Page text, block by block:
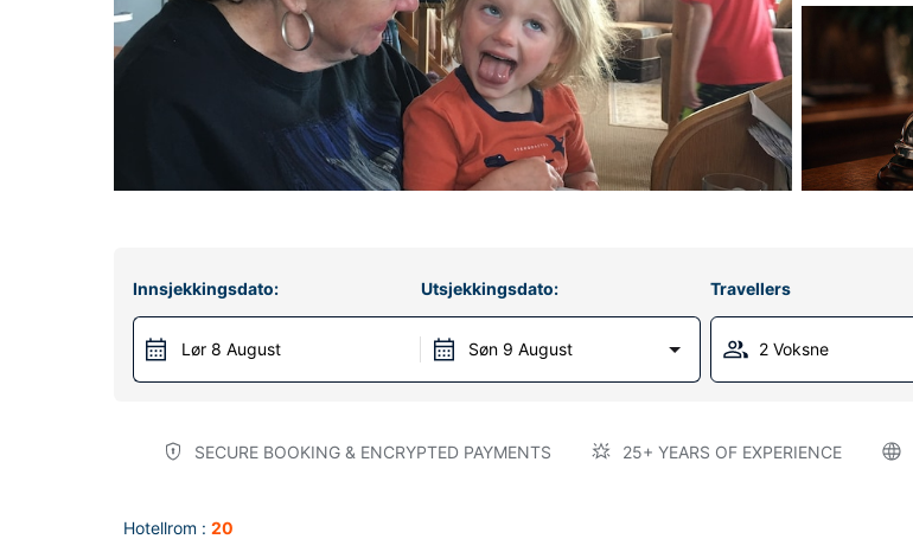
Innsjekkingsdato:
Lør 8 August
Utsjekkingsdato:
Søn 9 August
Travellers
2 Voksne
SECURE BOOKING & ENCRYPTED PAYMENTS 25+ YEARS OF EXPERIENCE
Hotellrom : 20